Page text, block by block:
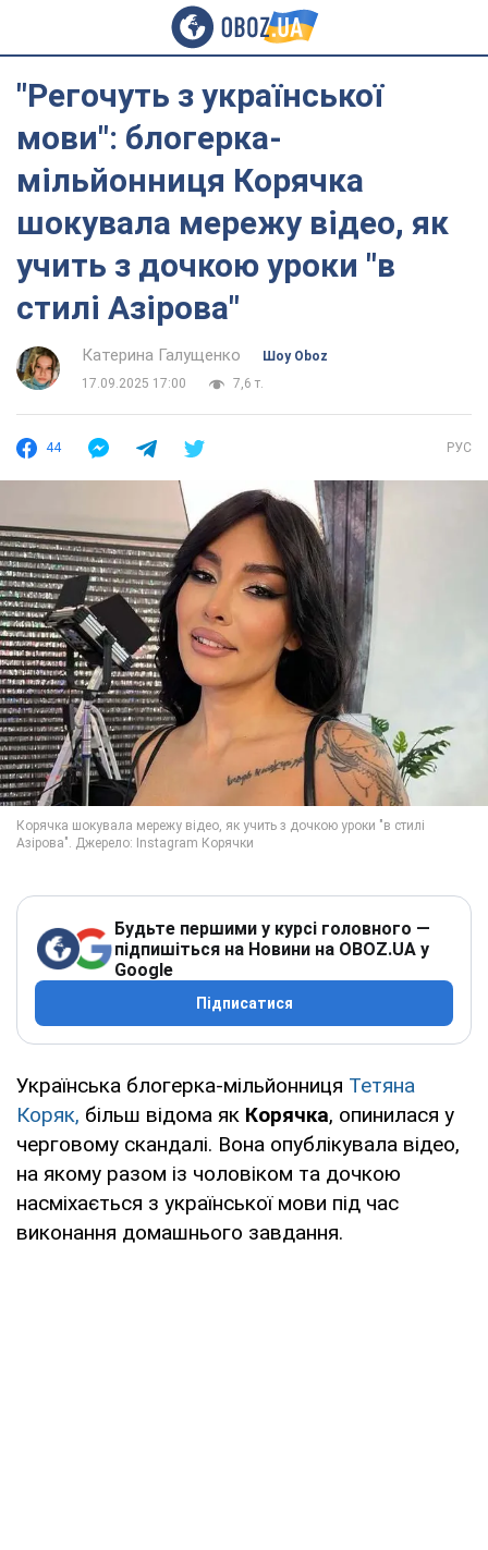
"Регочуть з української
мови": блогерка-
мільйонниця Корячка
шокувала мережу відео, як
учить з дочкою уроки "в
стилі Азірова"
Катерина Галущенко
Шоу Oboz
17.09.2025 17:00
7,6 т.
44 РУС
Будьте першими у курсі головного —
підпишіться на Новини на OBOZ.UA у
Google
Підписатися
Українська блогерка-мільйонниця Тетяна
Коряк, більш відома як Корячка, опинилася у
черговому скандалі. Вона опублікувала відео,
на якому разом із чоловіком та дочкою
насміхається з української мови під час
виконання домашнього завдання.